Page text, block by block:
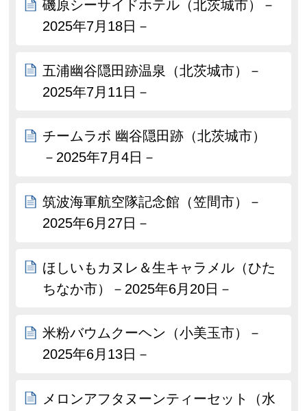
磯原シーサイドホテル（北茨城市）－
2025年7月18日－
五浦幽谷隠田跡温泉（北茨城市）－
2025年7月11日－
チームラボ 幽谷隠田跡（北茨城市）
－2025年7月4日－
筑波海軍航空隊記念館（笠間市）－
2025年6月27日－
ほしいもカヌレ＆生キャラメル（ひた
ちなか市）－2025年6月20日－
米粉バウムクーヘン（小美玉市）－
2025年6月13日－
メロンアフタヌーンティーセット（水